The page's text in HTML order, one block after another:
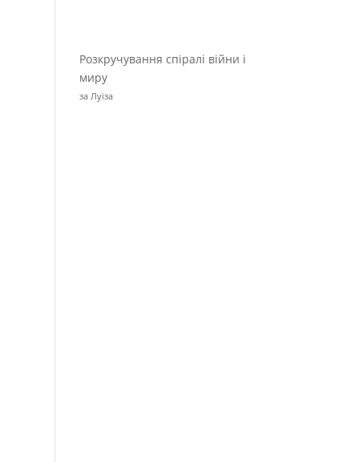
Розкручування спіралі війни і
миру
за Луїза